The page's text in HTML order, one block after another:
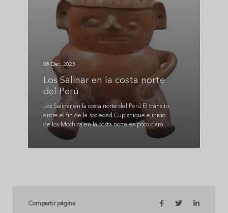
08 Dec, 2025
Los Salinar en la costa norte
del Perú
Los Salinar en la costa norte del Perú El tránsito
entre el fin de la sociedad Cupisnique e inicio
de los Mochica en la costa norte es poco claro....
Compartir página